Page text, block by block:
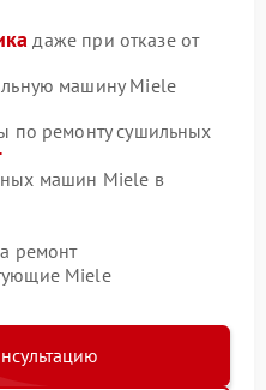
даже при отказе от
машину Miele
по ремонту сушильных
машин Miele в
ремонт
Miele